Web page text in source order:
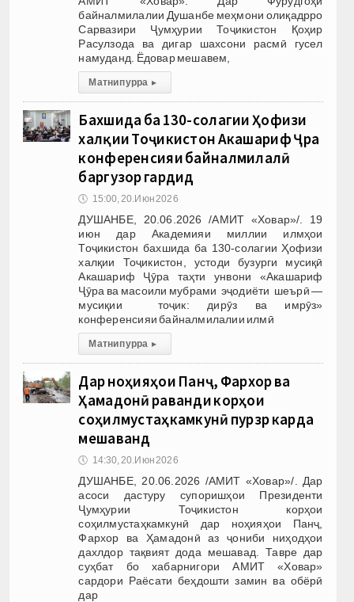
байналмилалии Душанбе меҳмони олиқадрро
Сарвазири Ҷумҳурии Тоҷикистон Қоҳир
Расулзода ва дигар шахсони расмӣ гусел
намуданд. Ёдовар мешавем,
Матни пурра ▸
Бахшида ба 130-солагии Ҳофизи
халқии Тоҷикистон Акашариф Ҷӯра
конференсияи байналмилалӣ
баргузор гардид
🕔 15:00, 20.Июн 2026
ДУШАНБЕ, 20.06.2026 /АМИТ «Ховар»/. 19
июн дар Академияи миллии илмҳои
Тоҷикистон бахшида ба 130-солагии Ҳофизи
халқии Тоҷикистон, устоди бузурги мусиқӣ
Акашариф Ҷӯра таҳти унвони «Акашариф
Ҷӯра ва масоили мубрами эҷодиёти шеърӣ —
мусиқии тоҷик: дирӯз ва имрӯз»
конференсияи байналмилалии илмӣ
Матни пурра ▸
Дар ноҳияҳои Панҷ, Фархор ва
Ҳамадонӣ раванди корҳои
соҳилмустаҳкамкунӣ пурзӯр карда
мешаванд
🕔 14:30, 20.Июн 2026
ДУШАНБЕ, 20.06.2026 /АМИТ «Ховар»/. Дар
асоси дастуру супоришҳои Президенти
Ҷумҳурии Тоҷикистон корҳои
соҳилмустаҳкамкунӣ дар ноҳияҳои Панҷ,
Фархор ва Ҳамадонӣ аз ҷониби ниҳодҳои
дахлдор тақвият дода мешавад. Тавре дар
суҳбат бо хабарнигори АМИТ «Ховар»
сардори Раёсати беҳдошти замин ва обёрӣ
дар